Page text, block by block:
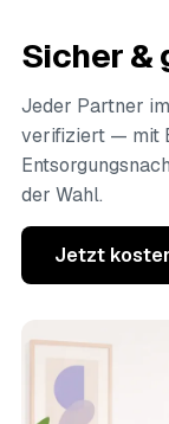
Sicher &
Jeder Partner
verifiziert — mit
der Wahl.
Jetzt